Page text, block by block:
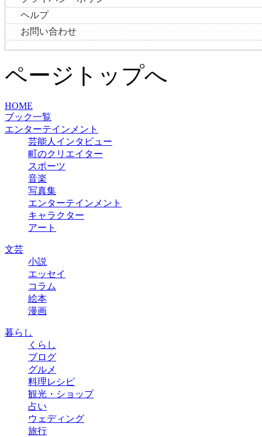
ヘルプ
お問い合わせ
ページトップへ
HOME
ブック一覧
エンターテインメント
芸能人インタビュー
町のクリエイター
スポーツ
音楽
写真集
エンターテインメント
キャラクター
アート
文芸
小説
エッセイ
コラム
絵本
漫画
暮らし
くらし
ブログ
グルメ
料理レシピ
観光・ショップ
占い
ウェディング
旅行